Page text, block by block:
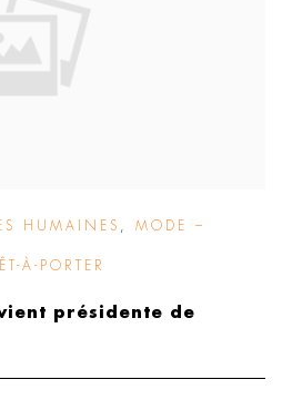
HUMAINES MODE –
À-PORTER
présidente de